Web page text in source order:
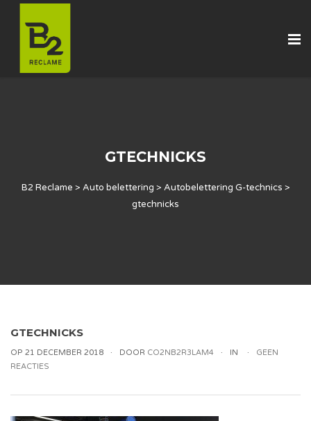
GTECHNICKS
B2 Reclame > Auto belettering > Autobelettering G-technics >
gtechnicks
GTECHNICKS
OP 21 DECEMBER 2018 DOOR CO2NB2R3LAM4 IN
GEEN
REACTIES